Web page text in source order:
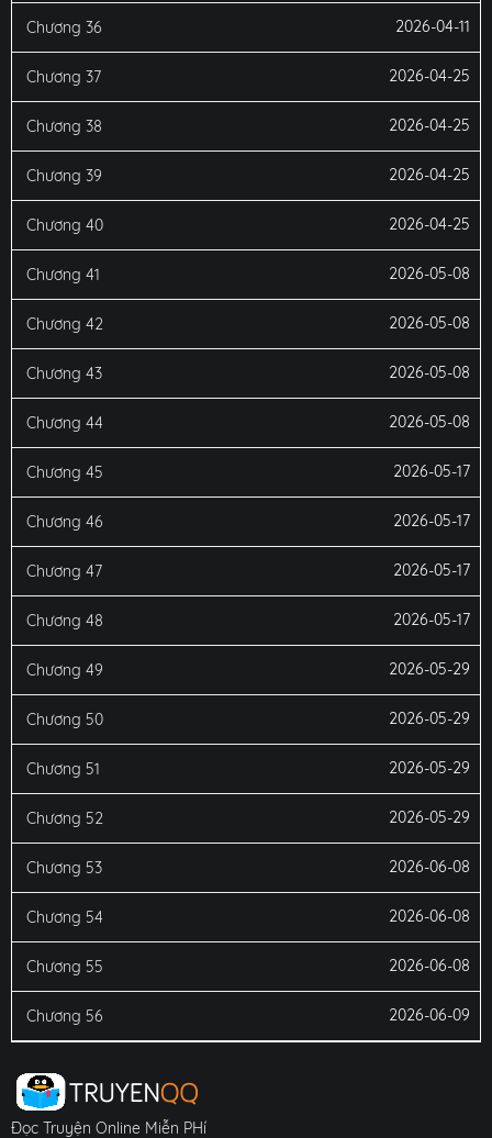
Chương 36 2026-04-11
Chương 37 2026-04-25
Chương 38 2026-04-25
Chương 39 2026-04-25
Chương 40 2026-04-25
Chương 41 2026-05-08
Chương 42 2026-05-08
Chương 43 2026-05-08
Chương 44 2026-05-08
Chương 45 2026-05-17
Chương 46 2026-05-17
Chương 47 2026-05-17
Chương 48 2026-05-17
Chương 49 2026-05-29
Chương 50 2026-05-29
Chương 51 2026-05-29
Chương 52 2026-05-29
Chương 53 2026-06-08
Chương 54 2026-06-08
Chương 55 2026-06-08
Chương 56 2026-06-09
Đọc Truyện Online Miễn PHí